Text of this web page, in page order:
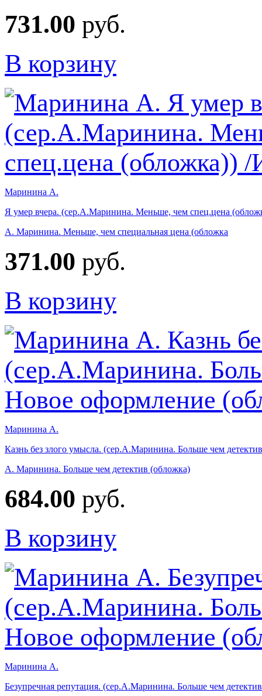
731.00 руб.
В корзину
Маринина А.
Я умер вчера. (сер.А.Маринина. Меньше, чем спец.цена
А. Маринина. Меньше, чем специальная цена (обложка
371.00 руб.
В корзину
Маринина А.
Казнь без злого умысла. (сер.А.Маринина. Больше чем
А. Маринина. Больше чем детектив (обложка)
684.00 руб.
В корзину
Маринина А.
Безупречная репутация. (сер.А.Маринина. Больше чем